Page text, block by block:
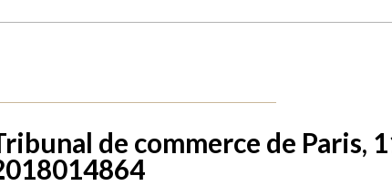
de commerce de Paris,